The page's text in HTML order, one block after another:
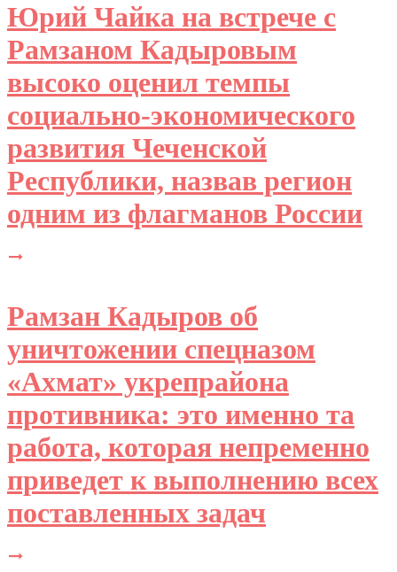
Юрий Чайка на встрече с
Рамзаном Кадыровым
высоко оценил темпы
социально-экономического
развития Чеченской
Республики, назвав регион
одним из флагманов России
Рамзан Кадыров об
уничтожении спецназом
«Ахмат» укрепрайона
противника: это именно та
работа, которая непременно
приведет к выполнению всех
поставленных задач